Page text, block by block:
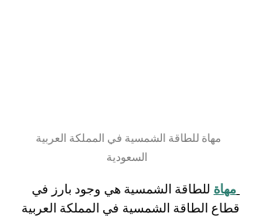
مهاة للطاقة الشمسية في المملكة العربية
السعودية
مهاة للطاقة الشمسية هي وجود بارز في
قطاع الطاقة الشمسية في المملكة العربية